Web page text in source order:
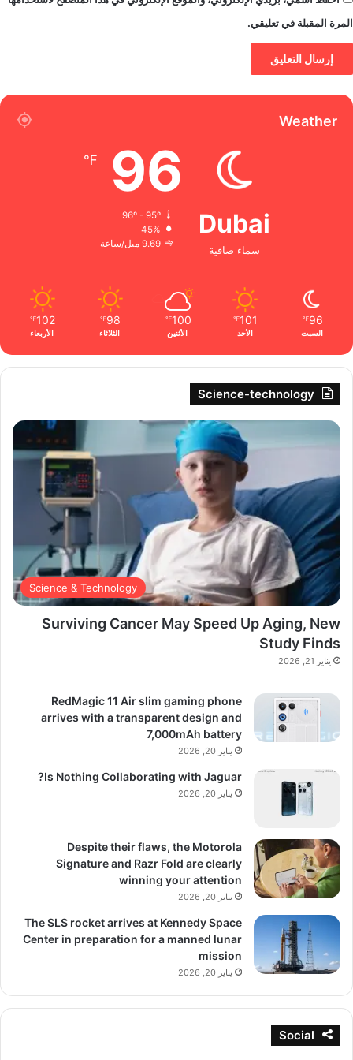
المرة المقبلة في تعليقي.
Weather
Dubai
سماء صافية
96
℉
96º - 95º
45%
9.69 ميل/ساعة
96
℉
السبت
101
℉
الأحد
100
℉
الأثنين
98
℉
الثلاثاء
102
℉
الأربعاء
Science-technology
Science & Technology
Surviving Cancer May Speed Up Aging, New
Study Finds
يناير 21, 2026
RedMagic 11 Air slim gaming phone
arrives with a transparent design and
7,000mAh battery
يناير 20, 2026
Is Nothing Collaborating with Jaguar?
يناير 20, 2026
Despite their flaws, the Motorola
Signature and Razr Fold are clearly
winning your attention
يناير 20, 2026
The SLS rocket arrives at Kennedy Space
Center in preparation for a manned lunar
mission
يناير 20, 2026
Social